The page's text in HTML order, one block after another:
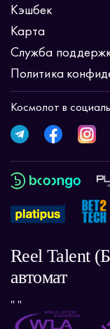
Кэшбек
Карта
Служба
Политика
Космолот в
Reel Talent
автомат
" "